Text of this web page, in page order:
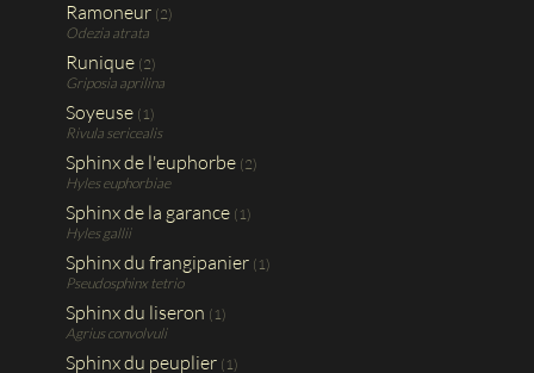
Ramoneur (2)
Odezia atrata
Runique (2)
Griposia aprilina
Soyeuse (1)
Rivula sericealis
Sphinx de l'euphorbe (2)
Hyles euphorbiae
Sphinx de la garance (1)
Hyles gallii
Sphinx du frangipanier (1)
Pseudosphinx tetrio
Sphinx du liseron (1)
Agrius convolvuli
Sphinx du peuplier (1)